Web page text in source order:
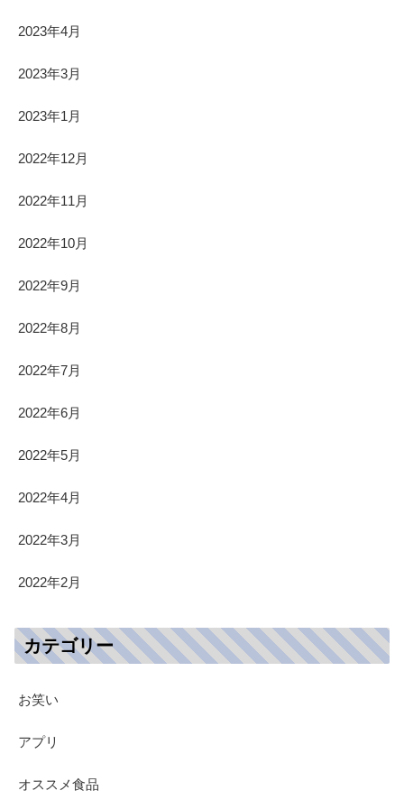
2023年4月
2023年3月
2023年1月
2022年12月
2022年11月
2022年10月
2022年9月
2022年8月
2022年7月
2022年6月
2022年5月
2022年4月
2022年3月
2022年2月
カテゴリー
お笑い
アプリ
オススメ食品